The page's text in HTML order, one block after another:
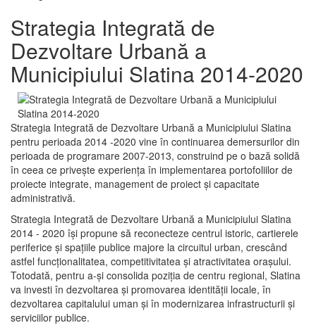
Strategia Integrată de
Dezvoltare Urbană a
Municipiului Slatina 2014-2020
Strategia Integrată de Dezvoltare Urbană a Municipiului Slatina
pentru perioada 2014 -2020 vine în continuarea demersurilor din
perioada de programare 2007-2013, construind pe o bază solidă
în ceea ce priveşte experienţa în implementarea portofoliilor de
proiecte integrate, management de proiect și capacitate
administrativă.
Strategia Integrată de Dezvoltare Urbană a Municipiului Slatina
2014 - 2020 își propune să reconecteze centrul istoric, cartierele
periferice şi spaţiile publice majore la circuitul urban, crescând
astfel funcţionalitatea, competitivitatea şi atractivitatea oraşului.
Totodată, pentru a-şi consolida poziţia de centru regional, Slatina
va investi în dezvoltarea şi promovarea identităţii locale, în
dezvoltarea capitalului uman şi în modernizarea infrastructurii şi
serviciilor publice.